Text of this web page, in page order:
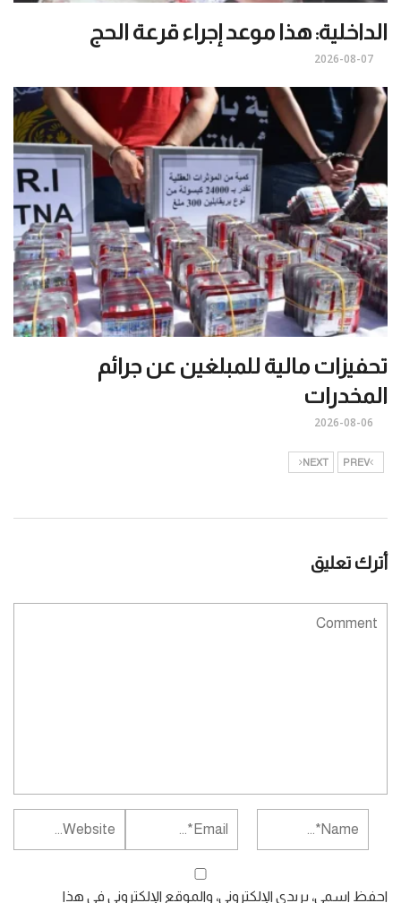
الداخلية: هذا موعد إجراء قرعة الحج
2026-08-07
تحفيزات مالية للمبلغين عن جرائم
المخدرات
2026-08-06
PREV
NEXT
أترك تعليق
احفظ اسمي، بريدي الإلكتروني، والموقع الإلكتروني في هذا